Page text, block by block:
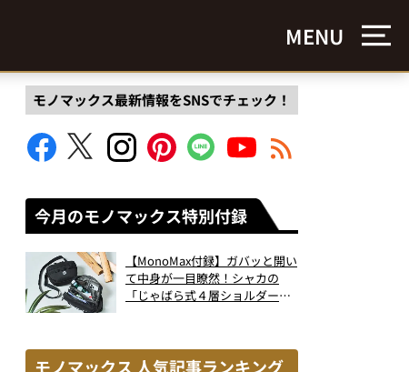
MENU
モノマックス最新情報をSNSでチェック！
今月のモノマックス特別付録
【MonoMax付録】ガバッと開い
て中身が一目瞭然！シャカの
「じゃばら式４層ショルダーバ
モノマックス 人気記事ランキング